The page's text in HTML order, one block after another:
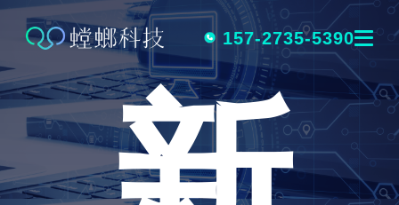
跳
内
容
157-2735-5390